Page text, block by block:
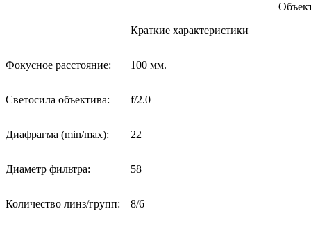
Краткие характеристики
Фокусное расстояние: 100 мм.
Светосила объектива: f/2.0
Диафрагма (min/max): 22
Диаметр фильтра: 58
Количество линз/групп: 8/6